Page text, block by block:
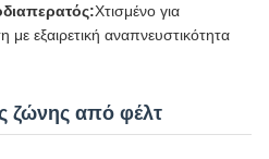
Χτισμένο για
εξαιρετική αναπνευστικότητα
ζώνης από φέλτ